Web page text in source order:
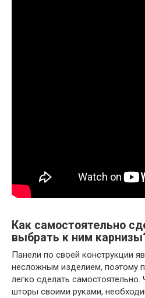
Как самостоятельно
выбрать к ним
Панели по своей конструкции
несложным изделием, поэтому
легко сделать
шторы своими руками,